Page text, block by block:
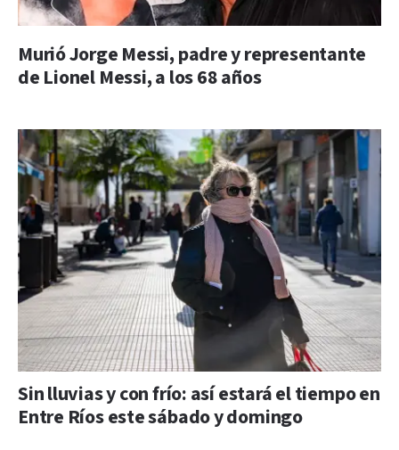
Murió Jorge Messi, padre y representante
de Lionel Messi, a los 68 años
Sin lluvias y con frío: así estará el tiempo en
Entre Ríos este sábado y domingo